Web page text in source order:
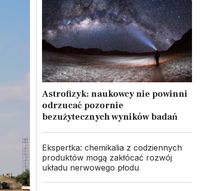
Astrofizyk: naukowcy nie powinni
odrzucać pozornie
bezużytecznych wyników badań
Ekspertka: chemikalia z codziennych
produktów mogą zakłócać rozwój
układu nerwowego płodu